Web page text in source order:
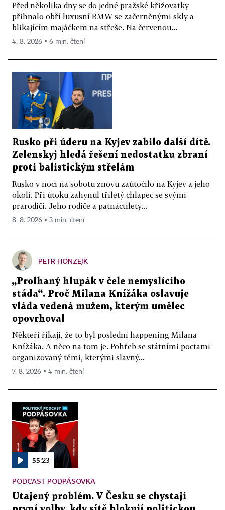
Před několika dny se do jedné pražské křižovatky
přihnalo obří luxusní BMW se začerněnými skly a
blikajícím majáčkem na střeše. Na červenou...
4. 8. 2026 ▪ 6 min. čtení
Rusko při úderu na Kyjev zabilo další dítě.
Zelenskyj hledá řešení nedostatku zbraní
proti balistickým střelám
Rusko v noci na sobotu znovu zaútočilo na Kyjev a jeho
okolí. Při útoku zahynul tříletý chlapec se svými
prarodiči. Jeho rodiče a patnáctiletý...
8. 8. 2026 ▪ 3 min. čtení
PETR HONZEJK
„Prolhaný hlupák v čele nemyslícího
stáda“. Proč Milana Knížáka oslavuje
vláda vedená mužem, kterým umělec
opovrhoval
Někteří říkají, že to byl poslední happening Milana
Knížáka. A něco na tom je. Pohřeb se státními poctami
organizovaný těmi, kterými slavný...
7. 8. 2026 ▪ 4 min. čtení
55:23
PODCAST PODPÁSOVKA
Utajený problém. V Česku se chystají